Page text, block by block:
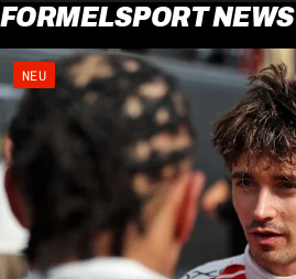
FORMELSPORT NEWS
NEU